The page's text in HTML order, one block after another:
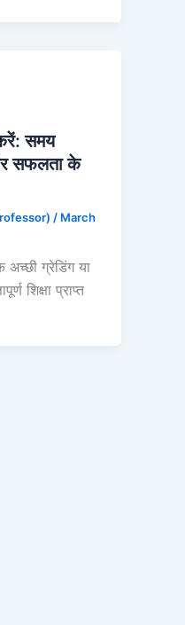
समय
सफलता के
/ March
अच्छी ग्रेडिंग या
शिक्षा प्राप्त